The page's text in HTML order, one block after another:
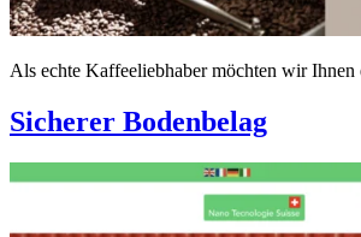
Als echte Kaffeeliebhaber möchten wir
Sicherer Bodenbelag